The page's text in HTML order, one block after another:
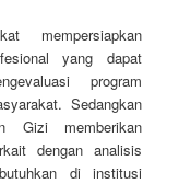
mempersiapkan
yang dapat
program
Sedangkan
Gizi memberikan
dengan analisis
di institusi